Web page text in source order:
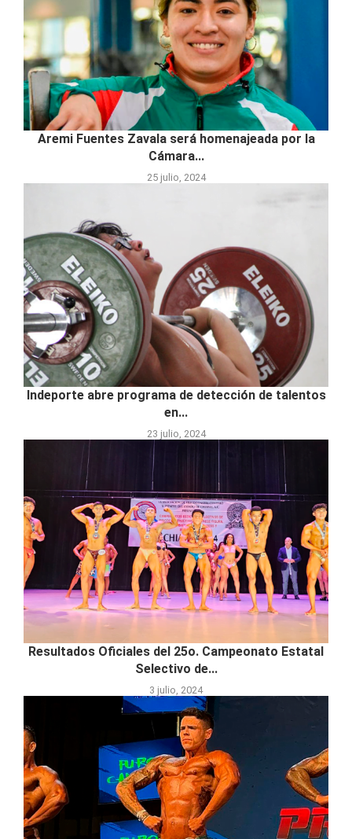
Aremi Fuentes Zavala será homenajeada por la
Cámara...
25 julio, 2024
Indeporte abre programa de detección de talentos
en...
23 julio, 2024
Resultados Oficiales del 25o. Campeonato Estatal
Selectivo de...
3 julio, 2024